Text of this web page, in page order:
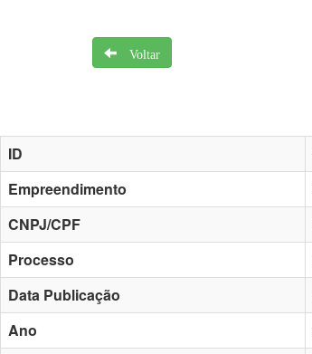
Voltar
ID
Empreendimento
CNPJ/CPF
Processo
Data Publicação
Ano